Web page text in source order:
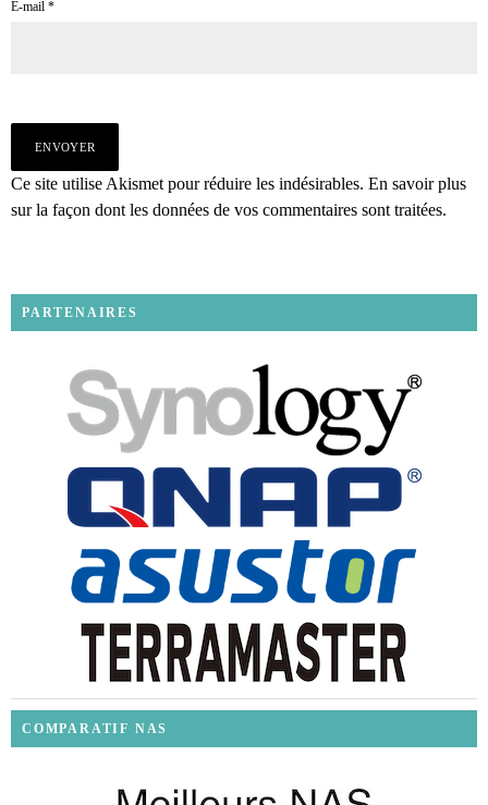
E-mail *
Ce site utilise Akismet pour réduire les indésirables. En savoir plus
sur la façon dont les données de vos commentaires sont traitées.
PARTENAIRES
COMPARATIF NAS